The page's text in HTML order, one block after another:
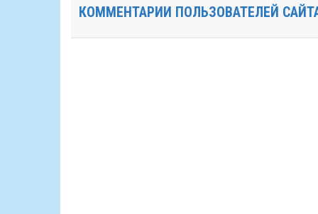
КОММЕНТАРИИ ПОЛЬЗОВАТЕЛЕЙ